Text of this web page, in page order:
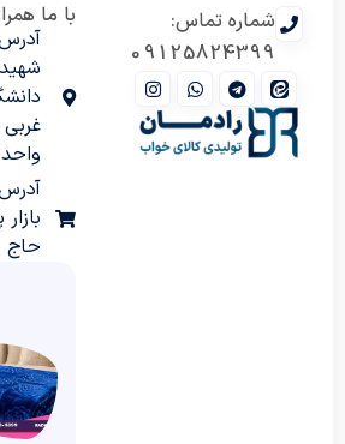
شماره تماس:
09125824399
با ما
واحد 6
حاج